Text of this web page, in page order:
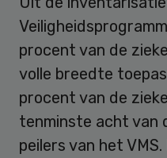
procent van de
volle breedte
procent van de
tenminste acht van
peilers van het